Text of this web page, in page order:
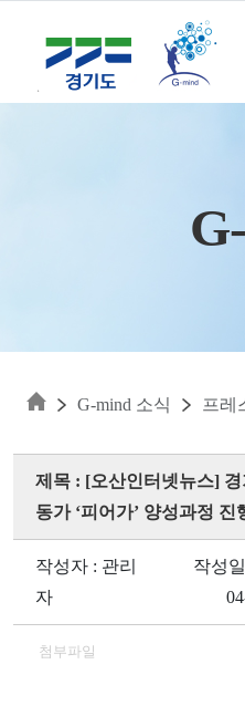
G-mind 소식 프레
제목 : [오산인터넷뉴스]
동가 ‘피어가’ 양성과정 진
작성자 : 관리
자
작성
첨부파일